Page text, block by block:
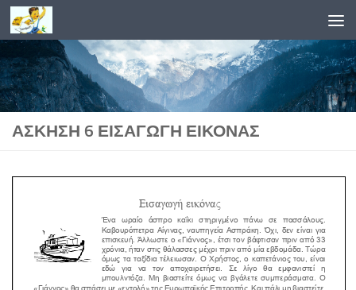
Skip to content
ΆΣΚΗΣΗ 6 ΕΙΣΑΓΩΓΉ ΕΙΚΌΝΑΣ